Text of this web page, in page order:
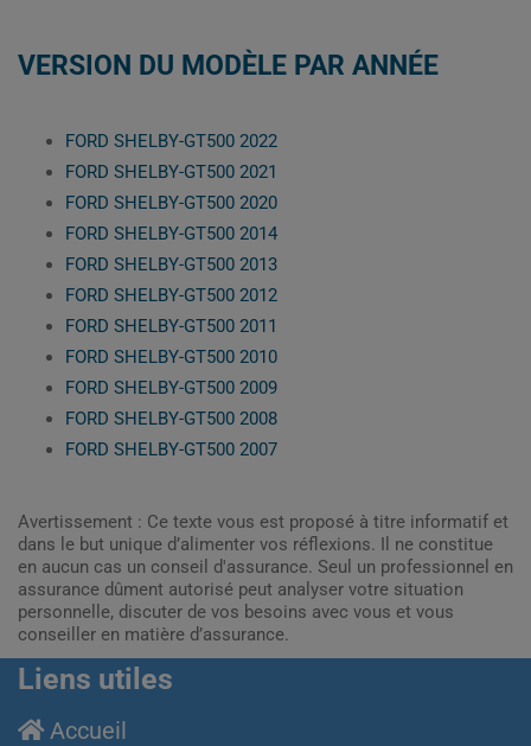
VERSION DU MODÈLE PAR ANNÉE
FORD SHELBY-GT500 2022
FORD SHELBY-GT500 2021
FORD SHELBY-GT500 2020
FORD SHELBY-GT500 2014
FORD SHELBY-GT500 2013
FORD SHELBY-GT500 2012
FORD SHELBY-GT500 2011
FORD SHELBY-GT500 2010
FORD SHELBY-GT500 2009
FORD SHELBY-GT500 2008
FORD SHELBY-GT500 2007
Avertissement : Ce texte vous est proposé à titre informatif et
dans le but unique d’alimenter vos réflexions. Il ne constitue
en aucun cas un conseil d'assurance. Seul un professionnel en
assurance dûment autorisé peut analyser votre situation
personnelle, discuter de vos besoins avec vous et vous
conseiller en matière d’assurance.
Liens utiles
Accueil